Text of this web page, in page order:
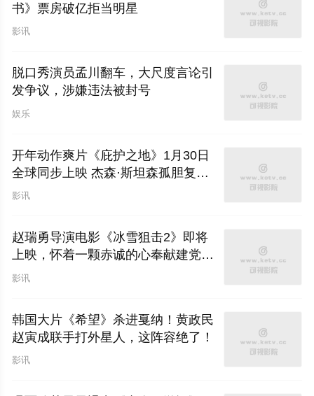
书》票房破亿拒当明星
影讯
脱口秀演员孟川翻车，大尺度言论引
发争议，涉嫌违法被封号
娱乐
开年动作爽片《庇护之地》1月30日
全球同步上映 杰森·斯坦森孤胆复仇
绝境求生
影讯
赵瑞勇导演电影《冰雪狙击2》即将
上映，怀着一颗赤诚的心奉献建党事
业
影讯
韩国大片《希望》杀进戛纳！黄政民
赵寅成联手打外星人，这阵容绝了！
影讯